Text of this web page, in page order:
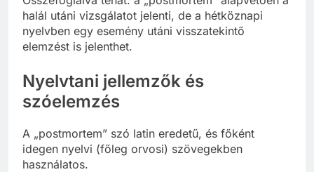
halál utáni vizsgálatot jelenti, de a hétköznapi
nyelvben egy esemény utáni visszatekintő
elemzést is jelenthet.
Nyelvtani jellemzők és
szóelemzés
A „postmortem” szó latin eredetű, és főként
idegen nyelvi (főleg orvosi) szövegekben
használatos.